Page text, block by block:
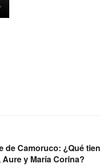
de Camoruco: ¿Qué
Aure y María Corina?